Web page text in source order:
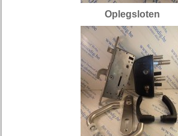
Oplegsloten